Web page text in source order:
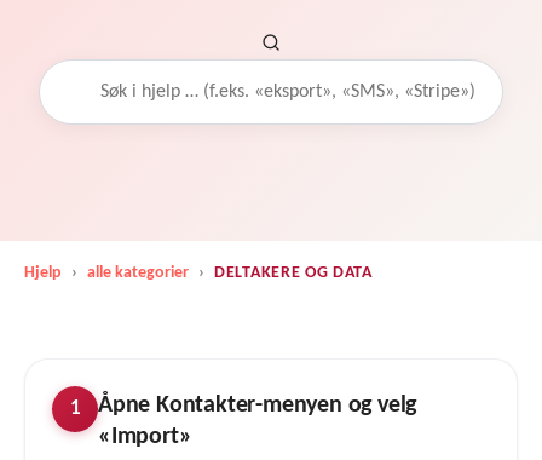
Hjelp › alle kategorier › DELTAKERE OG DATA
1
Åpne Kontakter-menyen og velg
«Import»